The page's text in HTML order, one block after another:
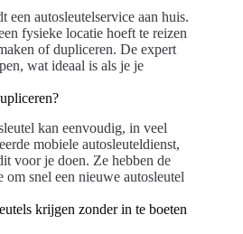
een autosleutelservice aan huis.
fysieke locatie hoeft te reizen
of dupliceren. De expert
wat ideaal is als je je
kan eenvoudig, in veel
mobiele autosleuteldienst,
voor je doen. Ze hebben de
om snel een nieuwe autosleutel
krijgen zonder in te boeten